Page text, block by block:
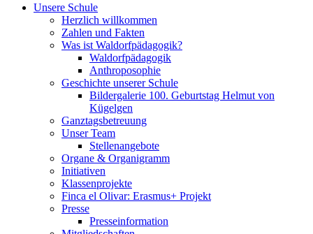
Unsere Schule
Herzlich willkommen
Zahlen und Fakten
Was ist Waldorfpädagogik?
Waldorfpädagogik
Anthroposophie
Geschichte unserer Schule
Bildergalerie 100. Geburtstag Helmut von
Kügelgen
Ganztagsbetreuung
Unser Team
Stellenangebote
Organe & Organigramm
Initiativen
Klassenprojekte
Finca el Olivar: Erasmus+ Projekt
Presse
Presseinformation